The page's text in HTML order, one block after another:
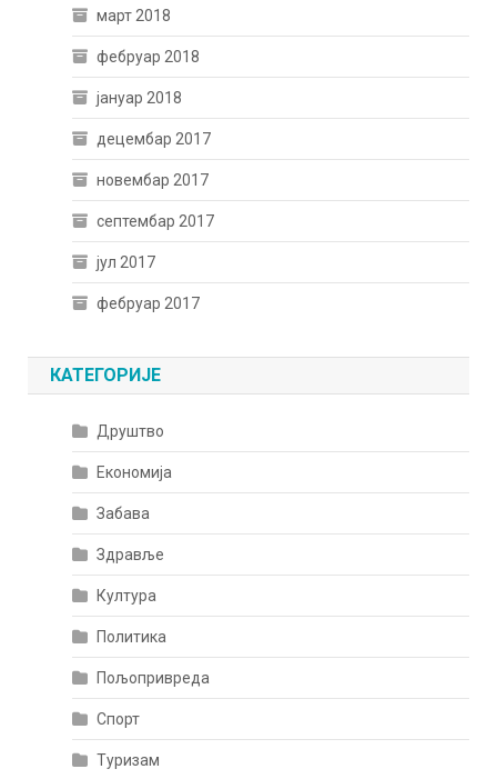
март 2018
фебруар 2018
јануар 2018
децембар 2017
новембар 2017
септембар 2017
јул 2017
фебруар 2017
КАТЕГОРИЈЕ
Друштво
Економија
Забава
Здравље
Култура
Политика
Пољопривреда
Спорт
Туризам